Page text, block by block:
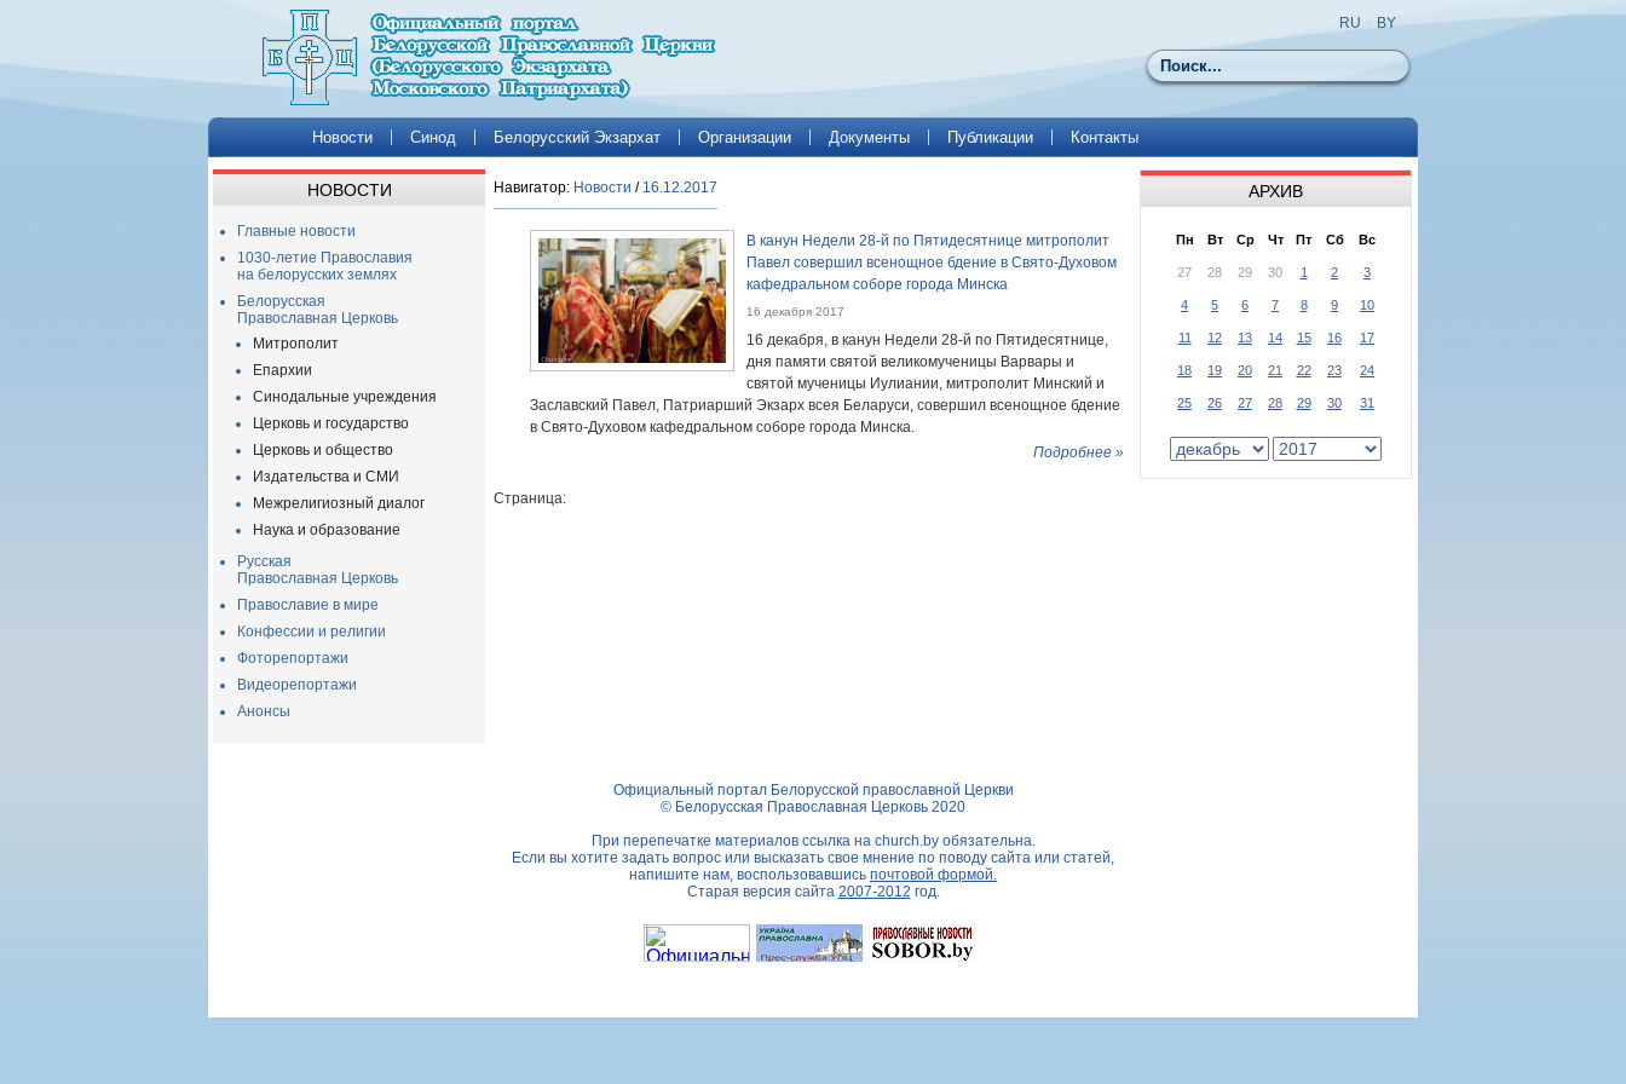
Поиск
RU BY
Новости Синод Белорусский Экзархат Организации Документы Публикации Контакты
НОВОСТИ
Главные новости
1030-летие Православия
на белорусских землях
Белорусская
Православная Церковь
Митрополит
Епархии
Синодальные учреждения
Церковь и государство
Церковь и общество
Издательства и СМИ
Межрелигиозный диалог
Наука и образование
Русская
Православная Церковь
Православие в мире
Конфессии и религии
Фоторепортажи
Видеорепортажи
Анонсы
Навигатор: Новости / 16.12.2017
В канун Недели 28-й по Пятидесятнице митрополит
Павел совершил всенощное бдение в Свято-Духовом
кафедральном соборе города Минска
16 декабря 2017
16 декабря, в канун Недели 28-й по Пятидесятнице,
дня памяти святой великомученицы Варвары и
святой мученицы Иулиании, митрополит Минский и
Заславский Павел, Патриарший Экзарх всея Беларуси, совершил всенощное бдение
в Свято-Духовом кафедральном соборе города Минска.
Подробнее »
Страница:
АРХИВ
Пн Вт Ср Чт Пт Сб Вс
27 28 29 30 1 2 3
4 5 6 7 8 9 10
11 12 13 14 15 16 17
18 19 20 21 22 23 24
25 26 27 28 29 30 31
Официальный портал Белорусской православной Церкви
© Белорусская Православная Церковь 2020
При перепечатке материалов ссылка на church.byобязательна.
Если вы хотите задать вопрос или высказать свое мнение по поводу сайта или статей,
напишите нам, воспользовавшись почтовой формой.
Старая версия сайта 2007-2012 год.